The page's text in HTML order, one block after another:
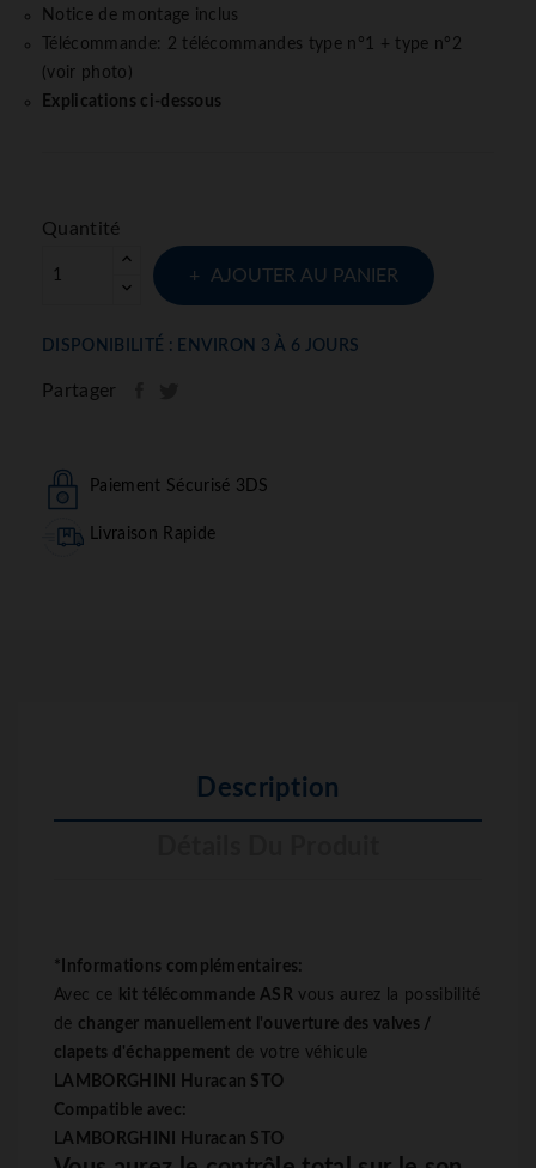
Notice de montage inclus
Télécommande: 2 télécommandes type n°1 + type n°2
(voir photo)
Explications ci-dessous
Quantité
AJOUTER AU PANIER
DISPONIBILITÉ : ENVIRON 3 À 6 JOURS
Partager
Paiement Sécurisé 3DS
Livraison Rapide
Description
*Informations complémentaires:
Avec ce kit télécommandeASR vous aurez la possibilité
de changer manuellement l'ouverture des valves /
clapets d'échappement de votre véhicule
LAMBORGHINI Huracan STO
Compatible avec:
LAMBORGHINI Huracan STO